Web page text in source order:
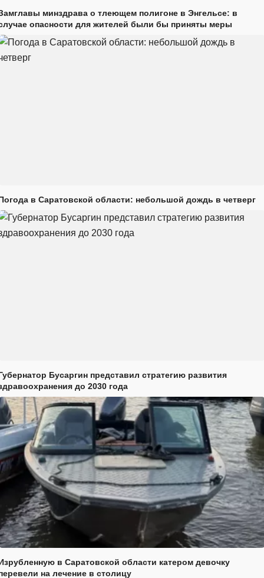
минздрава о тлеющем полигоне в Энгельсе: в
опасности для жителей были бы приняты меры
в Саратовской области: небольшой дождь в четверг
Бусаргин представил стратегию развития
до 2030 года
в Саратовской области катером девочку
на лечение в столицу